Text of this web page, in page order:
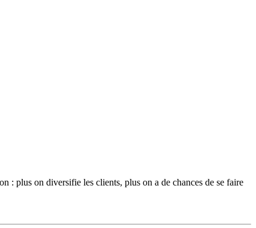
: plus on diversifie les clients, plus on a de chances de se faire